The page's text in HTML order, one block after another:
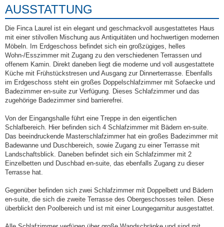
AUSSTATTUNG
Die Finca Laurel ist ein elegant und geschmackvoll ausgestattetes Haus
mit einer stilvollen Mischung aus Antiquitäten und hochwertigen modernen
Möbeln. Im Erdgeschoss befindet sich ein großzügiges, helles
Wohn-/Esszimmer mit Zugang zu den verschiedenen Terrassen und
offenem Kamin. Direkt daneben liegt die moderne und voll ausgestattete
Küche mit Frühstückstresen und Ausgang zur Dinnerterrasse. Ebenfalls
im Erdgeschoss steht ein großes Doppelschlafzimmer mit Sofaecke und
Badezimmer en-suite zur Verfügung. Dieses Schlafzimmer und das
zugehörige Badezimmer sind barrierefrei.
Von der Eingangshalle führt eine Treppe in den eigentlichen
Schlafbereich. Hier befinden sich 4 Schlafzimmer mit Bädern en-suite.
Das beeindruckende Masterschlafzimmer hat ein großes Badezimmer mit
Badewanne und Duschbereich, sowie Zugang zu einer Terrasse mit
Landschaftsblick. Daneben befindet sich ein Schlafzimmer mit 2
Einzelbetten und Duschbad en-suite, das ebenfalls Zugang zu dieser
Terrasse hat.
Gegenüber befinden sich zwei Schlafzimmer mit Doppelbett und Bädern
en-suite, die sich die zweite Terrasse des Obergeschosses teilen. Diese
überblickt den Poolbereich und ist mit einer Loungegarnitur ausgestattet.